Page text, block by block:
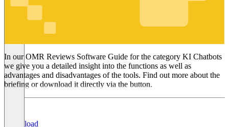
KI Chatbots
In our OMR Reviews Software Guide for the category KI Chatbots
we give you a detailed insight into the functions as well as
advantages and disadvantages of the tools. Find out more about the
briefing or download it directly via the button.
Download